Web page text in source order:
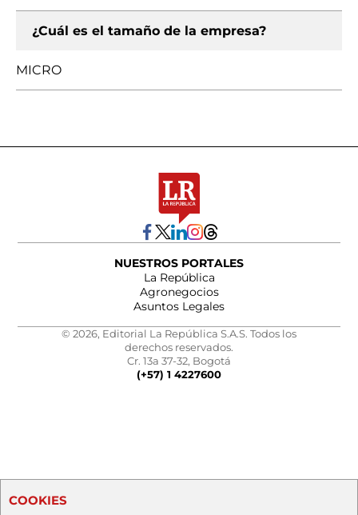
¿Cuál es el tamaño de la empresa?
MICRO
NUESTROS PORTALES
La República
Agronegocios
Asuntos Legales
© 2026, Editorial La República S.A.S. Todos los
derechos reservados.
Cr. 13a 37-32, Bogotá
(+57) 1 4227600
COOKIES